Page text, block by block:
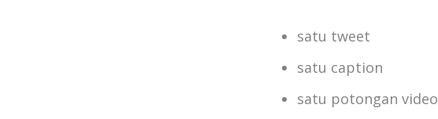
satu tweet
satu caption
satu potongan video